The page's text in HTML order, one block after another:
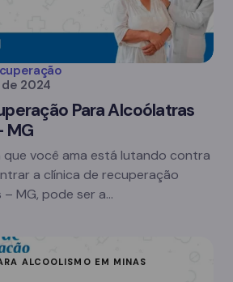
2024
Para Alcoólatras
MG
que você ama está lutando contra
a clínica de recuperação
MG, pode ser a…
ALCOOLISMO EM MINAS